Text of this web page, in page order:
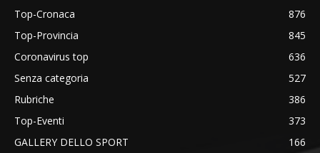
Top-Cronaca
876
Top-Provincia
845
Coronavirus top
636
Senza categoria
527
Rubriche
386
Top-Eventi
373
GALLERY DELLO SPORT
166